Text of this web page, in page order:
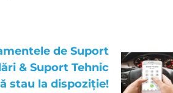
de Suport
& Suport Tehnic
stau la dispoziție!